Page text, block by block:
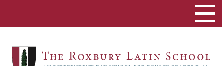
切
换
导